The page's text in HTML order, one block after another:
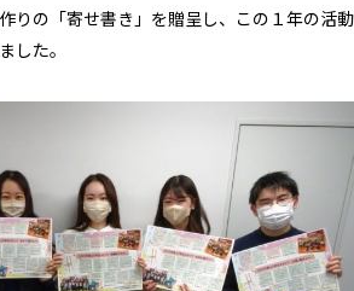
りの「寄せ書き」を贈呈し、この１年の活動
した。